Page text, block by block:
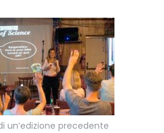
un’edizione precedente